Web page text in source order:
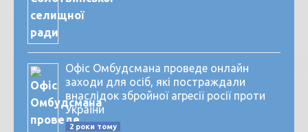
Офіс Омбудсмана проведе онлайн
заходи для осіб, які постраждали
внаслідок збройної агресії росії проти
України
2 роки тому